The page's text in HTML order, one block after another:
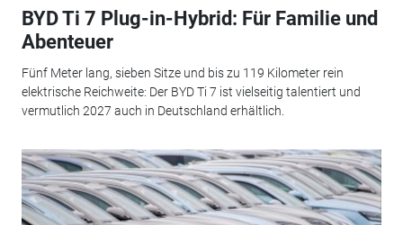
BYD Ti 7 Plug-in-Hybrid: Für Familie und
Abenteuer
Fünf Meter lang, sieben Sitze und bis zu 119 Kilometer rein
elektrische Reichweite: Der BYD Ti 7 ist vielseitig talentiert und
vermutlich 2027 auch in Deutschland erhältlich.